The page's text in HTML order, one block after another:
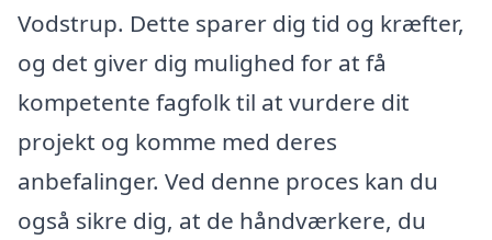
Vodstrup. Dette sparer dig tid og kræfter,
og det giver dig mulighed for at få
kompetente fagfolk til at vurdere dit
projekt og komme med deres
anbefalinger. Ved denne proces kan du
også sikre dig, at de håndværkere, du